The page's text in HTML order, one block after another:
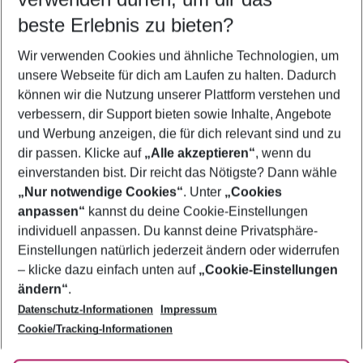
5-8 Nächte
2 Erwachsene Keine Kinder
Mehr Filter anzeigen
Footer
Footer navigation
Über uns
AGB
Bestpreisgarantie
Cookie-Einstellungen ändern
Cookie-Richtlinie
Agenturbetreuung
Barrierefreies Reisen
Folge uns
beste Erlebnis zu bieten?
Wir verwenden Cookies und ähnliche Technologien, um
unsere Webseite für dich am Laufen zu halten. Dadurch
können wir die Nutzung unserer Plattform verstehen und
verbessern, dir Support bieten sowie Inhalte, Angebote
und Werbung anzeigen, die für dich relevant sind und zu
dir passen. Klicke auf „Alle akzeptieren“, wenn du
einverstanden bist. Dir reicht das Nötigste? Dann wähle
„Nur notwendige Cookies“. Unter „Cookies
anpassen“ kannst du deine Cookie-Einstellungen
individuell anpassen. Du kannst deine Privatsphäre-
Einstellungen natürlich jederzeit ändern oder widerrufen
– klicke dazu einfach unten auf „Cookie-Einstellungen
ändern“.
Datenschutz-Informationen
Impressum
Cookie/Tracking-Informationen